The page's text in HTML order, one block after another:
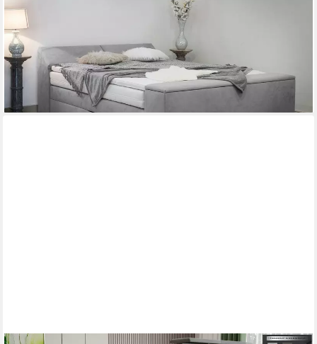
PAARA
Boxspringbett Dubai mit Bettkasten Kopfteil Fußteil Stauraum,
inkl. Matratze und Topper, mit einzigartigem Belüftungssystem
ab 1.389,00 €
lieferbar in 5 Wochen